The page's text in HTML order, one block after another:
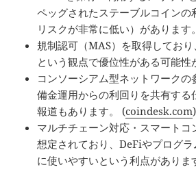
ペッグされたステーブルコインの
リスクが非常に低い）があります。
規制認可（MAS）を取得してお
という観点で優位性がある可能性
コンソーシアム型ネットワークの
備金運用からの利回りを共有する
報道もあります。 (coindesk.com)
マルチチェーン対応・スマートコ
想定されており、DeFiやプログ
に使いやすいという利点がありま